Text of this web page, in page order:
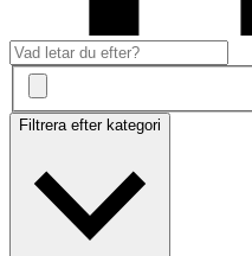
Filtrera efter kategori